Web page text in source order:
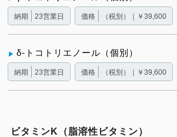
納期 23営業日 価格 （税別）｜￥39,600
δ-トコトリエノール（個別）
納期 23営業日 価格 （税別）｜￥39,600
ビタミンK（脂溶性ビタミン）